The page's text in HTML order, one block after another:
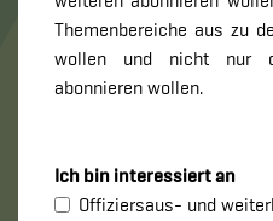
Themenbereiche aus zu
wollen und nicht nur
abonnieren wollen.
Ich bin interessiert an
Offiziersaus- und